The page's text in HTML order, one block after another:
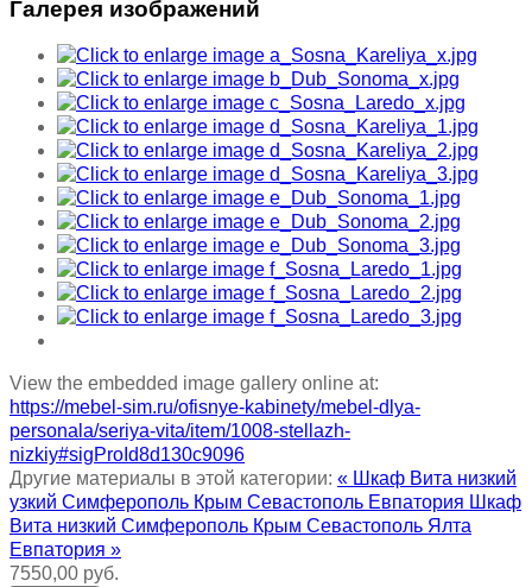
Галерея изображений
View the embedded image gallery online at:
https://mebel-sim.ru/ofisnye-kabinety/mebel-dlya-
personala/seriya-vita/item/1008-stellazh-
nizkiy#sigProId8d130c9096
Другие материалы в этой категории: « Шкаф Вита низкий
узкий Симферополь Крым Севастополь Евпатория Шкаф
Вита низкий Симферополь Крым Севастополь Ялта
Евпатория »
7550,00 руб.